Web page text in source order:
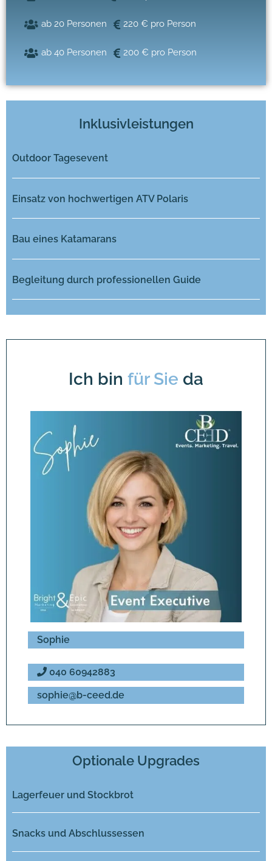
ab 20 Personen 220 € pro Person
ab 40 Personen 200 € pro Person
Inklusivleistungen
Outdoor Tagesevent
Einsatz von hochwertigen ATV Polaris
Bau eines Katamarans
Begleitung durch professionellen Guide
Ich bin für Sie da
Sophie
040 60942883
sophie@b-ceed.de
Optionale Upgrades
Lagerfeuer und Stockbrot
Snacks und Abschlussessen